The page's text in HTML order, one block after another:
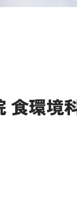
食環境